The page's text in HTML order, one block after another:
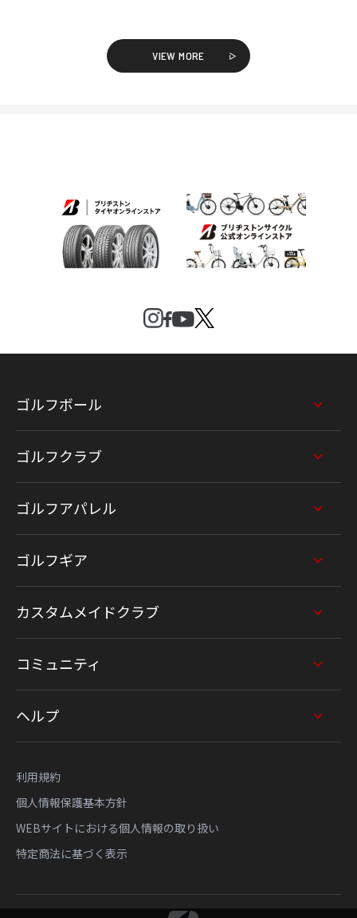
VIEW MORE
ゴルフボール
ゴルフクラブ
ゴルフアパレル
ゴルフギア
カスタムメイドクラブ
コミュニティ
ヘルプ
利用規約
個人情報保護基本方針
WEBサイトにおける個人情報の取り扱い
特定商法に基づく表示